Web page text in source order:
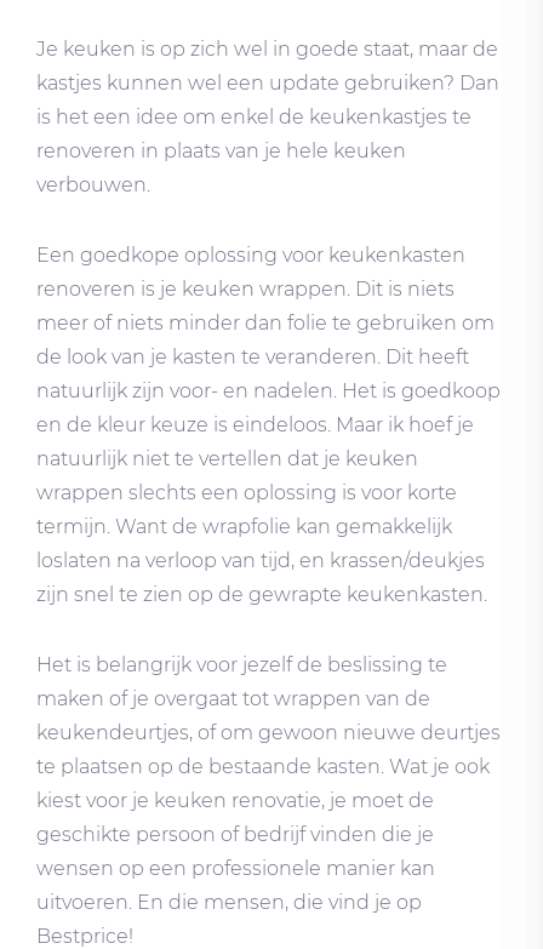
Je keuken is op zich wel in goede staat, maar de
kastjes kunnen wel een update gebruiken? Dan
is het een idee om enkel de keukenkastjes te
renoveren in plaats van je hele keuken
verbouwen.
Een goedkope oplossing voor keukenkasten
renoveren is je keuken wrappen. Dit is niets
meer of niets minder dan folie te gebruiken om
de look van je kasten te veranderen. Dit heeft
natuurlijk zijn voor- en nadelen. Het is goedkoop
en de kleur keuze is eindeloos. Maar ik hoef je
natuurlijk niet te vertellen dat je keuken
wrappen slechts een oplossing is voor korte
termijn. Want de wrapfolie kan gemakkelijk
loslaten na verloop van tijd, en krassen/deukjes
zijn snel te zien op de gewrapte keukenkasten.
Het is belangrijk voor jezelf de beslissing te
maken of je overgaat tot wrappen van de
keukendeurtjes, of om gewoon nieuwe deurtjes
te plaatsen op de bestaande kasten. Wat je ook
kiest voor je keuken renovatie, je moet de
geschikte persoon of bedrijf vinden die je
wensen op een professionele manier kan
uitvoeren. En die mensen, die vind je op
Bestprice!